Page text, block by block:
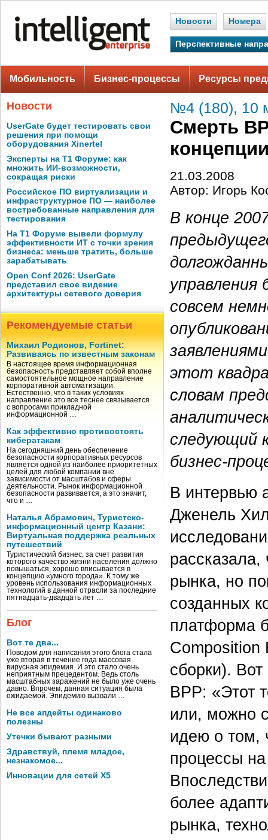
Новости Номера
Перспективные
Мобильность Бизнес-процессы Ресурсы
Новости
UserGate будет тестировать свои
решения при помощи
оборудования Xinertel
Эксперты на Т1 Форуме: как
множить ИИ-возможности,
сокращая риски
Российское ПО виртуализации и
инфраструктурное ПО — наиболее
востребованные направления для
тестирования
На Т1 Форуме вывели формулу
эффективности ИТ с точки зрения
бизнеса: меньше тратить, больше
зарабатывать
Open Conf 2026: UserGate
представил свое видение
архитектуры сетевого доверия
Рекомендуемые статьи
Михаил Родионов, Fortinet:
Развиваясь по известным законам
В настоящее время информационная
безопасность представляет собой вполне
самостоятельное мощное направление
корпоративной автоматизации.
Естественно, что в таких условиях
направление это все теснее связывается
с вопросами прикладной
информационной …
Как эффективно противостоять
кибератакам
На сегодняшний день обеспечение
безопасности корпоративных ресурсов
является одной из наиболее приоритетных
целей для любой компании вне
зависимости от масштабов и сферы
деятельности. Рынок информационной
безопасности развивается, а это значит,
что и …
Наталья Абрамович, Туристско-
информационный центр Казани:
Виртуальная поддержка реальных
путешествий
Туристический бизнес, за счет развития
которого качество жизни населения должно
повышаться, хорошо вписывается в
концепцию «умного города». К тому же
уровень использования информационных
технологий в данной отрасли за последние
пятнадцать-двадцать лет …
Блог
Вот те два...
Поводом для написания этого блога стала
уже вторая в течение года массовая
вирусная эпидемия. И это стало очень
неприятным прецедентом. Ведь столь
масштабных заражений не было уже очень
давно. Впрочем, данная ситуация была
ожидаемой. Эпидемию вызвали …
Не все апдейты одинаково
полезны
Утечки бывают разными
Здравствуй, племя младое,
незнакомое...
Инновации для сетей X5
№4 (180), 10
Смерть
21.03.2008
Автор: Игорь
В конце
управления
совсем
этот
словам
следующий
бизнес-
В интервью
Дженель
рынка, но
созданных
платформа
Composition
сборки).
BPP: «Этот
или, можно
идею о том,
процессы
более
рынка,